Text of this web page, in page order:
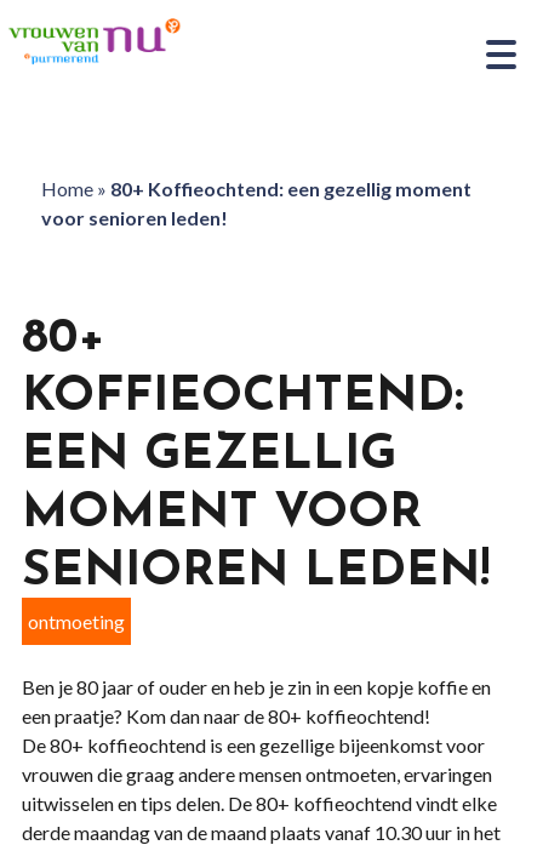
Home» 80+ Koffieochtend: een gezellig moment
voor senioren leden!
80+
KOFFIEOCHTEND:
EEN GEZELLIG
MOMENT VOOR
SENIOREN LEDEN!
ontmoeting
Ben je 80 jaar of ouder en heb je zin in een kopje koffie en
een praatje? Kom dan naar de 80+ koffieochtend!
De 80+ koffieochtend is een gezellige bijeenkomst voor
vrouwen die graag andere mensen ontmoeten, ervaringen
uitwisselen en tips delen. De 80+ koffieochtend vindt elke
derde maandag van de maand plaats vanaf 10.30 uur in het